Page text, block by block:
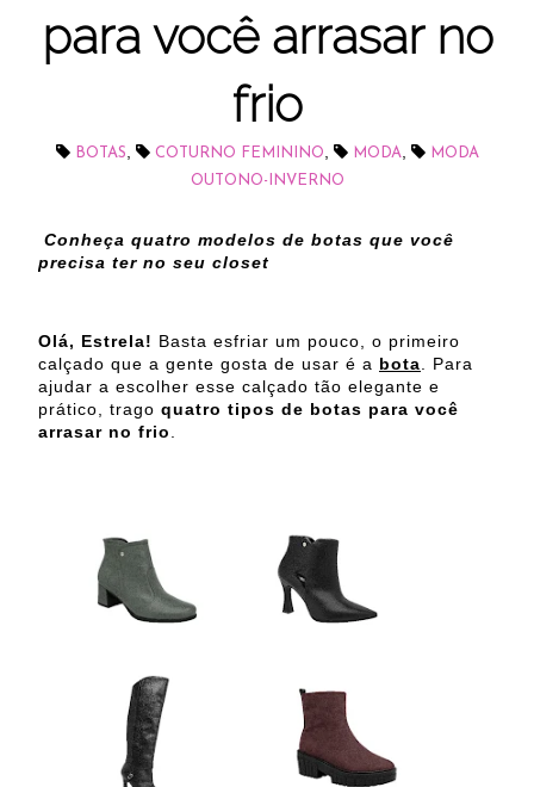
para você arrasar no
frio
BOTAS, COTURNO FEMININO, MODA,
MODA
OUTONO-INVERNO
Conheça quatro modelos de botas que você
precisa ter no seu closet
Olá, Estrela! Basta esfriar um pouco, o primeiro
calçado que a gente gosta de usar é a bota. Para
ajudar a escolher esse calçado tão elegante e
prático, trago quatro tipos de botas para você
arrasar no frio.